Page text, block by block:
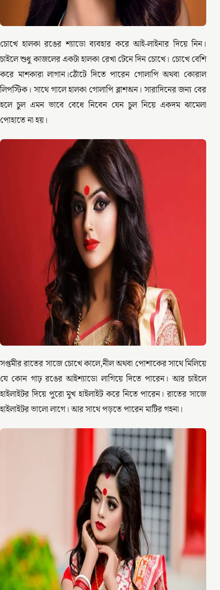
চোখে হালকা রঙের শ্যাডো ব্যবহার করে আই-লাইনার দিয়ে নিন।
চাইলে শুধু কাজলের একটা হালকা রেখা টেনে দিন চোখে। চোখে বেশি
করে মাশকারা লাগান।ঠোঁটে দিতে পারেন গোলাপি অথবা কোরাল
লিপস্টিক। সাথে গালে হালকা গোলাপি ব্লাশঅন। সারাদিনের জন্য বের
হলে চুল এমন ভাবে বেধে নিবেন যেন চুল নিয়ে একদম ঝামেলা
পোহাতে না হয়।
সপ্তমীর রাতের সাজে চোখে কালে,নীল অথবা পোশাকের সাথে মিলিয়ে
যে কোন গাঢ় রঙের আইশ্যাডো লাগিয়ে দিতে পারেন। আর চাইলে
হাইলাইটর দিয়ে পুরো মুখ হাইলাইট করে নিতে পারেন। রাতের সাজে
হাইলাইটর ভালো লাগে। আর সাথে পড়তে পারেন মাটির গহনা।